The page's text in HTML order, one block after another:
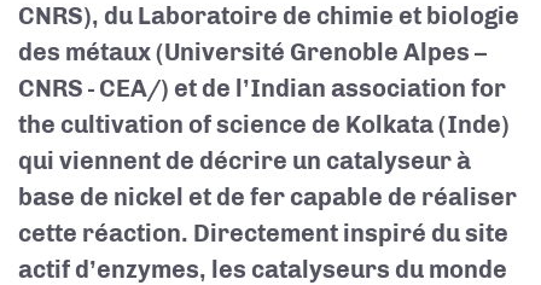
CNRS), du Laboratoire de chimie et biologie
des métaux (Université Grenoble Alpes –
CNRS - CEA/) et de l’Indian association for
the cultivation of science de Kolkata (Inde)
qui viennent de décrire un catalyseur à
base de nickel et de fer capable de réaliser
cette réaction. Directement inspiré du site
actif d’enzymes, les catalyseurs du monde